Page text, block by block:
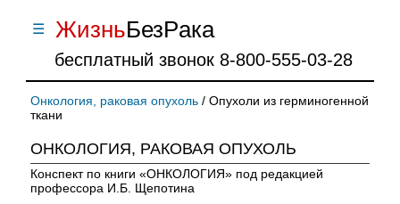
X
ОНКОЛОГИЯ,
РАКОВАЯ ОПУХОЛЬ
Конспект по книги «ОНКОЛОГИЯ» под
Предопухолевые заболевания.
Классификация злокачественных
ОБЩИЕ ПРИНЦИПЫ ЛЕЧЕНИЯ БОЛЬНЫХ
☰ ЖизньБезPака
бесплатный звонок 8-800-555-03-28
Онкология, раковая опухоль / Опухоли из герминогенной
ткани
ОНКОЛОГИЯ, РАКОВАЯ ОПУХОЛЬ
Конспект по книги «ОНКОЛОГИЯ» под редакцией
профессора И.Б. Щепотина